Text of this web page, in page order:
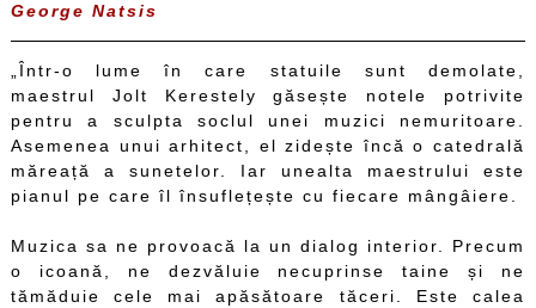
George Natsis
„Într-o lume în care statuile sunt demolate,
maestrul Jolt Kerestely găsește notele potrivite
pentru a sculpta soclul unei muzici nemuritoare.
Asemenea unui arhitect, el zidește încă o catedrală
măreață a sunetelor. Iar unealta maestrului este
pianul pe care îl însuflețește cu fiecare mângâiere.
Muzica sa ne provoacă la un dialog interior. Precum
o icoană, ne dezvăluie necuprinse taine și ne
tămăduie cele mai apăsătoare tăceri. Este calea